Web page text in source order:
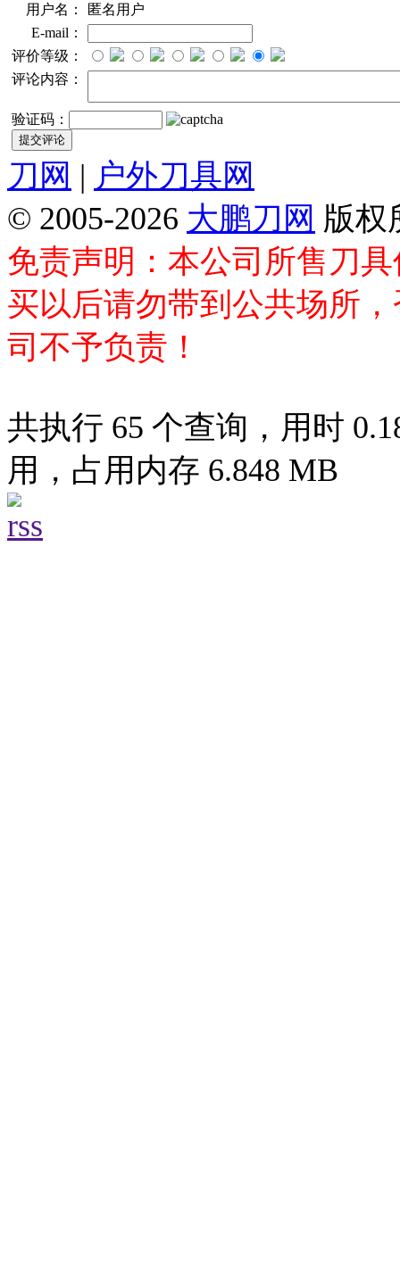
用户名：
匿名用户
E-mail：
评价等级：
评论内容：
验证码：
刀网 | 户外刀具网
© 2005-2026 大鹏刀网 版权
免责声明：本公司所售刀
买以后请勿带到公共场所
司不予负责！
共执行 65 个查询，用时
用，占用内存 6.848 MB